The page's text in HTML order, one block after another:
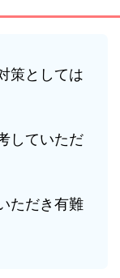
策としては
していただ
ただき有難